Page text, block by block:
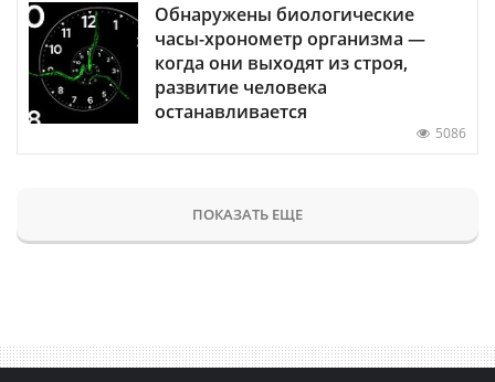
Обнаружены биологические
часы-хронометр организма —
когда они выходят из строя,
развитие человека
останавливается
5086
ПОКАЗАТЬ ЕЩЕ